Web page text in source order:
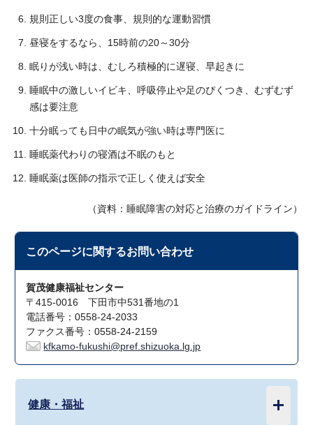
規則正しい3度の食事、規則的な運動習慣
昼寝をするなら、15時前の20～30分
眠りが浅い時は、むしろ積極的に遅寝、早起きに
睡眠中の激しいイビキ、呼吸停止や足のぴくつき、むずむず
感は要注意
十分眠っても日中の眠気が強い時は専門医に
睡眠薬代わりの寝酒は不眠のもと
睡眠薬は医師の指示で正しく使えば安全
（資料：睡眠障害の対応と治療のガイドライン）
このページに関するお問い合わせ
賀茂健康福祉センター
〒415-0016 下田市中531番地の1
電話番号：0558-24-2033
ファクス番号：0558-24-2159
kfkamo-fukushi@pref.shizuoka.lg.jp
健康・福祉